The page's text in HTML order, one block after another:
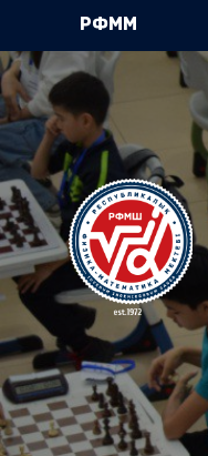
РФММ